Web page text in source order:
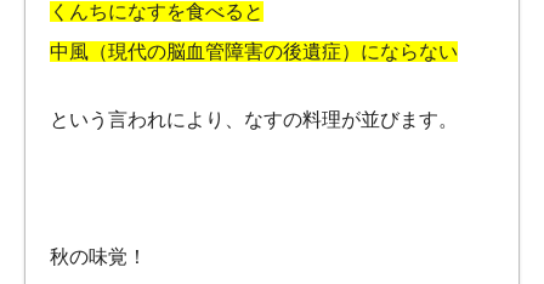
くんちになすを食べると
中風（現代の脳血管障害の後遺症）にならない
という言われにより、なすの料理が並びます。
秋の味覚！